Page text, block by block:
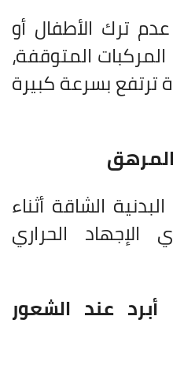
ترك الأطفال أو
المركبات المتوقفة،
ترتفع بسرعة كبيرة
الشاقة أثناء
الإجهاد الحراري
أبرد عند الشعور